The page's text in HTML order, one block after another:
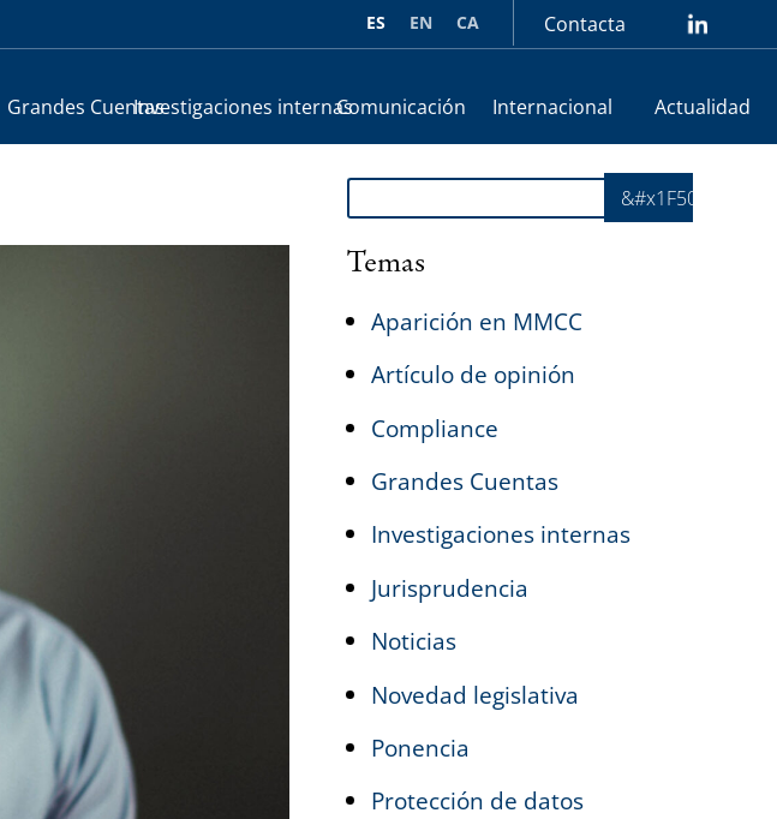
CA
EN
ES Contacta lin
Grandes CuentasInvestigaciones internasComunicación Internacional Actualidad
Buscar &#x1F50E;
Temas
Aparición en MMCC
Artículo de opinión
Compliance
Grandes Cuentas
Investigaciones internas
Jurisprudencia
Noticias
Novedad legislativa
Ponencia
Protección de datos